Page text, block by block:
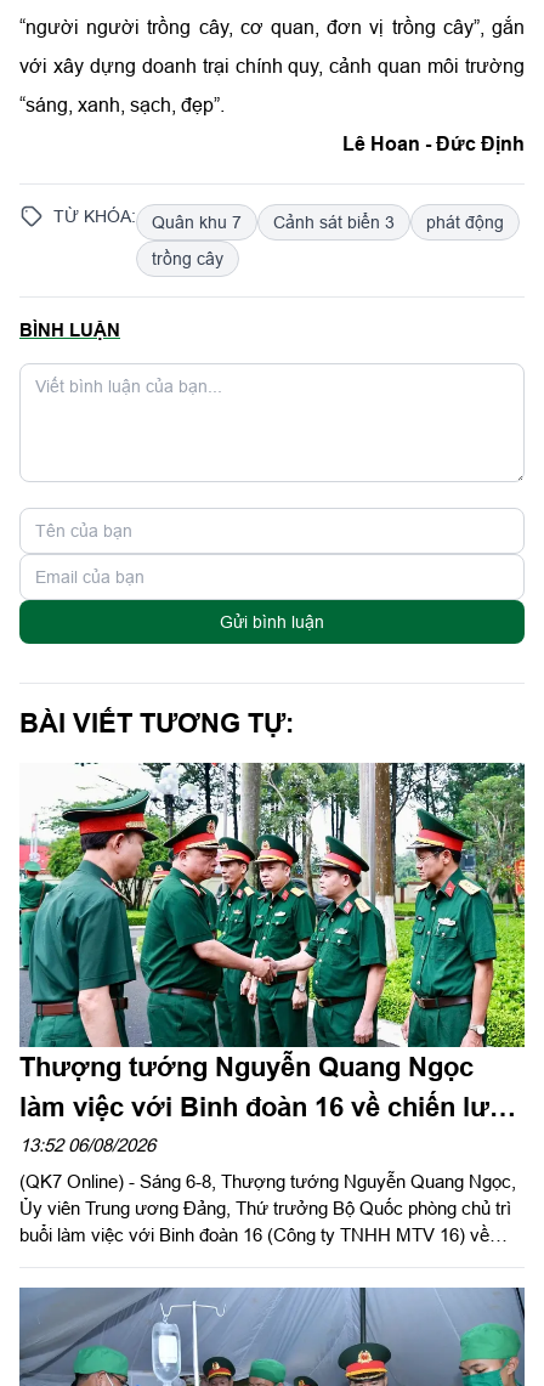
“người người trồng cây, cơ quan, đơn vị trồng cây”, gắn
với xây dựng doanh trại chính quy, cảnh quan môi trường
“sáng, xanh, sạch, đẹp”.
Lê Hoan - Đức Định
TỪ KHÓA: Quân khu 7 Cảnh sát biển 3
phát động
trồng cây
BÌNH LUẬN
Gửi bình luận
BÀI VIẾT TƯƠNG TỰ:
Thượng tướng Nguyễn Quang Ngọc
làm việc với Binh đoàn 16 về chiến lược
phát triển giai đoạn 2026-2030
13:52 06/08/2026
(QK7 Online) - Sáng 6-8, Thượng tướng Nguyễn Quang Ngọc,
Ủy viên Trung ương Đảng, Thứ trưởng Bộ Quốc phòng chủ trì
buổi làm việc với Binh đoàn 16 (Công ty TNHH MTV 16) về
doanh nghiệp.